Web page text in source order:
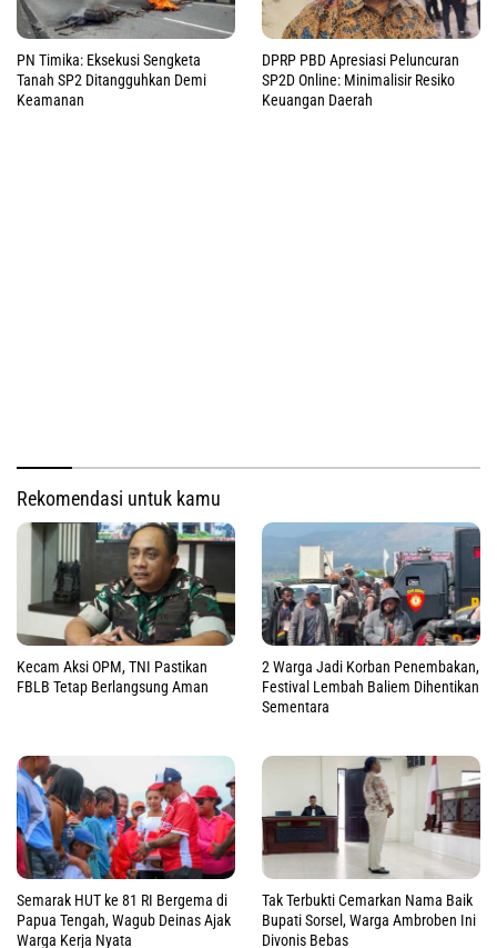
PN Timika: Eksekusi Sengketa
Tanah SP2 Ditangguhkan Demi
Keamanan
DPRP PBD Apresiasi Peluncuran
SP2D Online: Minimalisir Resiko
Keuangan Daerah
Rekomendasi untuk kamu
Kecam Aksi OPM, TNI Pastikan
FBLB Tetap Berlangsung Aman
2 Warga Jadi Korban Penembakan,
Festival Lembah Baliem Dihentikan
Sementara
Semarak HUT ke 81 RI Bergema di
Papua Tengah, Wagub Deinas Ajak
Warga Kerja Nyata
Tak Terbukti Cemarkan Nama Baik
Bupati Sorsel, Warga Ambroben Ini
Divonis Bebas